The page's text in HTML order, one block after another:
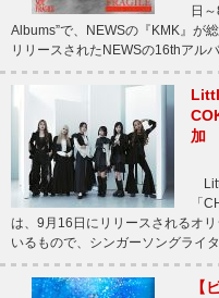
日
Albums”で、NEWSの『KMK』
リリースされたNEWSの16thアル
加
「
は、9月16日にリリースされるオ
いるもので、シンガーソングライ
【